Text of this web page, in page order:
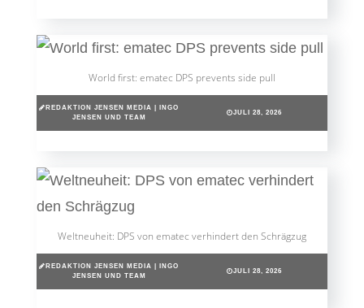
World first: ematec DPS prevents side pull
REDAKTION JENSEN MEDIA | INGO
JENSEN UND TEAM
JULI 28, 2026
Weltneuheit: DPS von ematec verhindert den Schrägzug
REDAKTION JENSEN MEDIA | INGO
JENSEN UND TEAM
JULI 28, 2026